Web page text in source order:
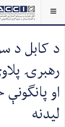
د کابل د
رهبرۍ
او
لیدنه